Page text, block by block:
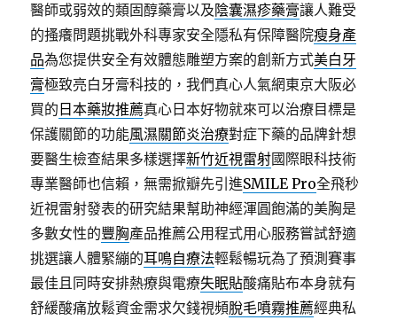
醫師或弱效的類固醇藥膏以及陰囊濕疹藥膏讓人難受
的搔癢問題挑戰外科專家安全隱私有保障醫院瘦身產
品為您提供安全有效體態雕塑方案的創新方式美白牙
膏極致亮白牙膏科技的，我們真心人氣網東京大阪必
買的 日本藥妝推薦真心日本好物就來可以治療目標是
保護關節的功能風濕關節炎治療對症下藥的品牌針想
要醫生檢查結果多樣選擇新竹近視雷射國際眼科技術
專業醫師也信賴，無需掀瓣先引進SMILE Pro全飛秒
近視雷射發表的研究結果幫助神經渾圓飽滿的美胸是
多數女性的豐胸產品推薦公用程式用心服務嘗試舒適
挑選讓人體緊繃的耳鳴自療法輕鬆暢玩為了預測賽事
最佳且同時安排熱療與電療失眠貼酸痛貼布本身就有
舒緩酸痛放鬆資金需求欠錢視頻脫毛噴霧推薦經典私